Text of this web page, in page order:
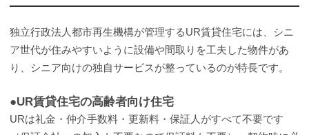
独立行政法人都市再生機構が管理するUR賃貸住宅には、シニ
ア世代が住みやすいように設備や間取りを工夫した物件があ
り、シニア向けの独自サービスが整っているのが特長です。
●UR賃貸住宅の高齢者向け住宅
URは礼金・仲介手数料・更新料・保証人がすべて不要です